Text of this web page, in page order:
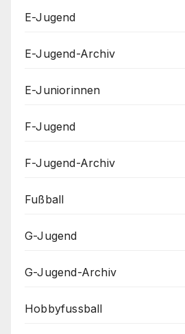
E-Jugend
E-Jugend-Archiv
E-Juniorinnen
F-Jugend
F-Jugend-Archiv
Fußball
G-Jugend
G-Jugend-Archiv
Hobbyfussball